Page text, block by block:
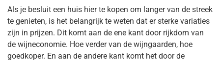
Als je besluit een huis hier te kopen om langer van de streek
te genieten, is het belangrijk te weten dat er sterke variaties
zijn in prijzen. Dit komt aan de ene kant door rijkdom van
de wijneconomie. Hoe verder van de wijngaarden, hoe
goedkoper. En aan de andere kant komt het door de